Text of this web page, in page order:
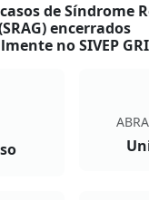
de Síndrome
encerrados
no SIVEP